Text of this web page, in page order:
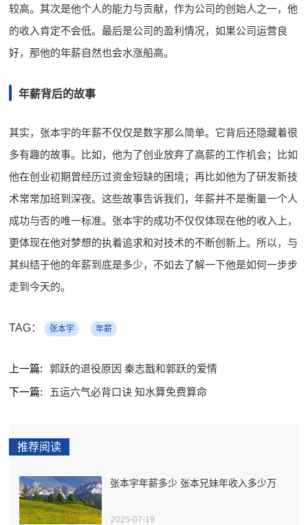
较高。其次是他个人的能力与贡献，作为公司的创始人之一，他
的收入肯定不会低。最后是公司的盈利情况，如果公司运营良
好，那他的年薪自然也会水涨船高。
年薪背后的故事
其实，张本宇的年薪不仅仅是数字那么简单。它背后还隐藏着很
多有趣的故事。比如，他为了创业放弃了高薪的工作机会；比如
他在创业初期曾经历过资金短缺的困境；再比如他为了研发新技
术常常加班到深夜。这些故事告诉我们，年薪并不是衡量一个人
成功与否的唯一标准。张本宇的成功不仅仅体现在他的收入上，
更体现在他对梦想的执着追求和对技术的不断创新上。所以，与
其纠结于他的年薪到底是多少，不如去了解一下他是如何一步步
走到今天的。
TAG： 张本宇 年薪
上一篇:
郭跃的退役原因 秦志戬和郭跃的爱情
下一篇:
五运六气必背口诀 知水算免费算命
推荐阅读
张本宇年薪多少 张本兄妹年收入多少万
2025-07-19